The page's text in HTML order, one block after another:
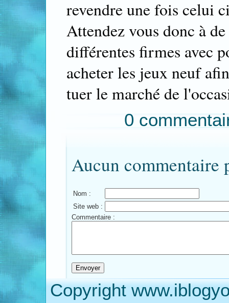
revendre une fois celui
Attendez vous donc à
différentes firmes avec
acheter les jeux neuf
tuer le marché de
0
Aucun commentaire
Nom :
Site web :
Commentaire :
Copyright